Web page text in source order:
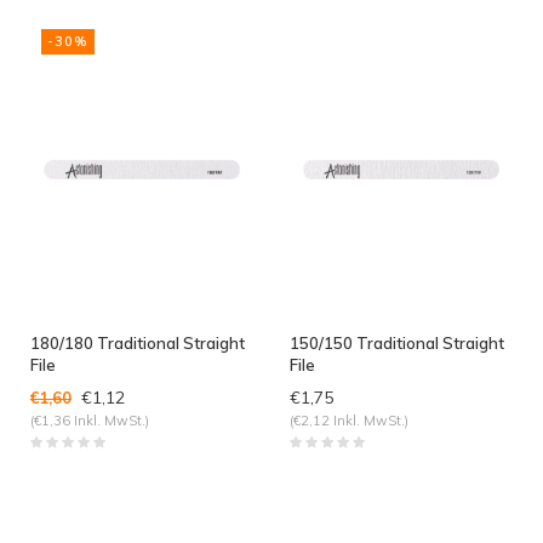
-30%
180/180 Traditional Straight
File
€1,60 €1,12
(€1,36 Inkl. MwSt.)
150/150 Traditional Straight
File
€1,75
(€2,12 Inkl. MwSt.)